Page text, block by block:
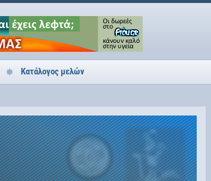
Κατάλογος μελών
6